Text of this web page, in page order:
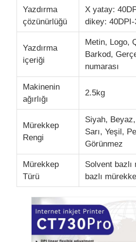
Sürekli mühürleme makinesi
Yazdırma
çözünürlüğü
X yatay:
dikey: 40DPI-
Yazdırma
içeriği
Metin, Logo,
Barkod,
numarası
Makinenin
ağırlığı
2.5kg
Mürekkep
Rengi
Siyah, Beyaz,
Sarı, Yeşil,
Görünmez
Mürekkep
Türü
Solvent
bazlı